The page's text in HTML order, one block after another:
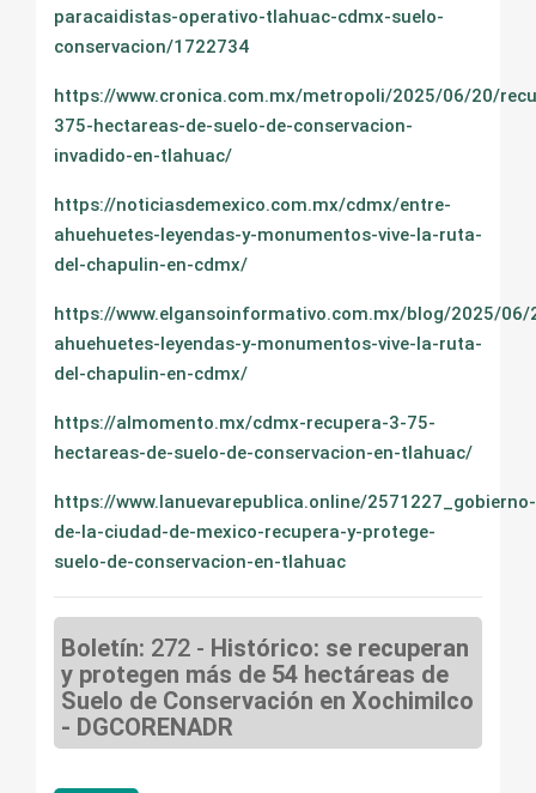
paracaidistas-operativo-tlahuac-cdmx-suelo-
conservacion/1722734
https://www.cronica.com.mx/metropoli/2025/06/20/
375-hectareas-de-suelo-de-conservacion-
invadido-en-tlahuac/
https://noticiasdemexico.com.mx/cdmx/entre-
ahuehuetes-leyendas-y-monumentos-vive-la-ruta-
del-chapulin-en-cdmx/
https://www.elgansoinformativo.com.mx/blog/2025/06/
ahuehuetes-leyendas-y-monumentos-vive-la-ruta-
del-chapulin-en-cdmx/
https://almomento.mx/cdmx-recupera-3-75-
hectareas-de-suelo-de-conservacion-en-tlahuac/
https://www.lanuevarepublica.online/2571227_gobierno-
de-la-ciudad-de-mexico-recupera-y-protege-
suelo-de-conservacion-en-tlahuac
Boletín: 272 - Histórico: se recuperan
y protegen más de 54 hectáreas de
Suelo de Conservación en Xochimilco
- DGCORENADR